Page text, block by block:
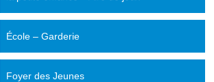
École – Garderie
Foyer des Jeunes